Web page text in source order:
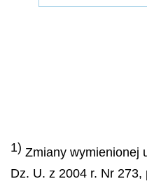
1) Zmiany wymienionej
Dz. U. z 2004 r. Nr